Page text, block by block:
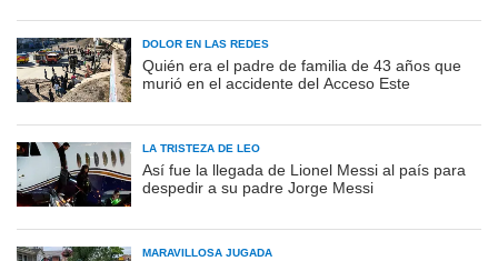
DOLOR EN LAS REDES
Quién era el padre de familia de 43 años que
murió en el accidente del Acceso Este
LA TRISTEZA DE LEO
Así fue la llegada de Lionel Messi al país para
despedir a su padre Jorge Messi
MARAVILLOSA JUGADA